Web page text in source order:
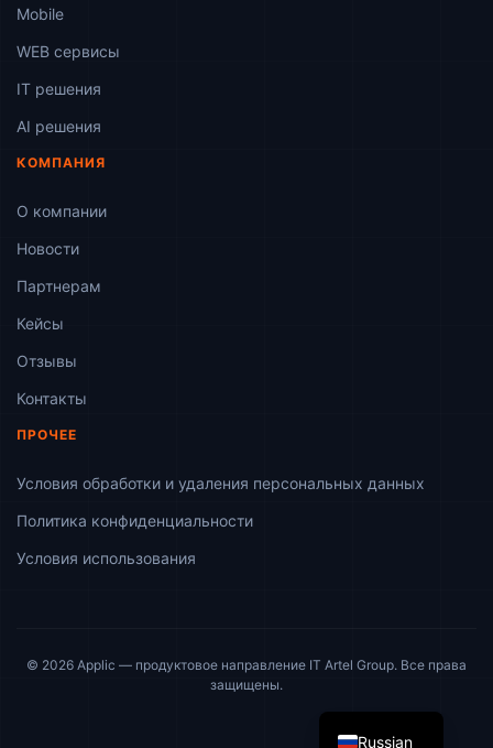
Mobile
WEB сервисы
ІТ решения
AI решения
КОМПАНИЯ
О компании
Новости
Партнерам
Кейсы
Отзывы
Контакты
ПРОЧЕЕ
Условия обработки и удаления персональных данных
Политика конфиденциальности
Условия использования
© 2026 Applic — продуктовое направление IT Artel Group. Все права
защищены.
Russian
English